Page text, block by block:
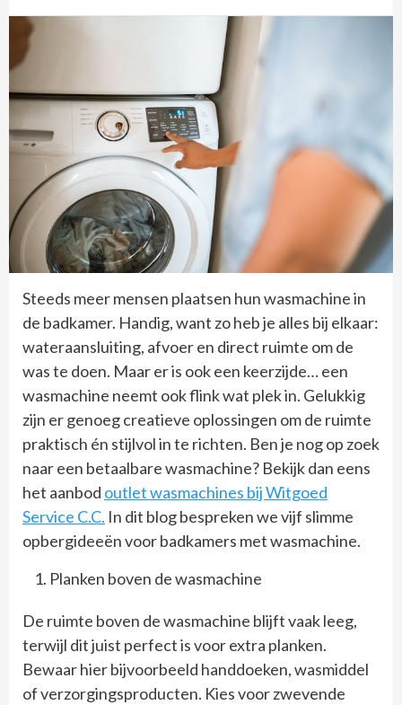
Steeds meer mensen plaatsen hun wasmachine in
de badkamer. Handig, want zo heb je alles bij elkaar:
wateraansluiting, afvoer en direct ruimte om de
was te doen. Maar er is ook een keerzijde… een
wasmachine neemt ook flink wat plek in. Gelukkig
zijn er genoeg creatieve oplossingen om de ruimte
praktisch én stijlvol in te richten. Ben je nog op zoek
naar een betaalbare wasmachine? Bekijk dan eens
het aanbod outlet wasmachines bij Witgoed
Service C.C. In dit blog bespreken we vijf slimme
opbergideeën voor badkamers met wasmachine.
Planken boven de wasmachine
De ruimte boven de wasmachine blijft vaak leeg,
terwijl dit juist perfect is voor extra planken.
Bewaar hier bijvoorbeeld handdoeken, wasmiddel
of verzorgingsproducten. Kies voor zwevende